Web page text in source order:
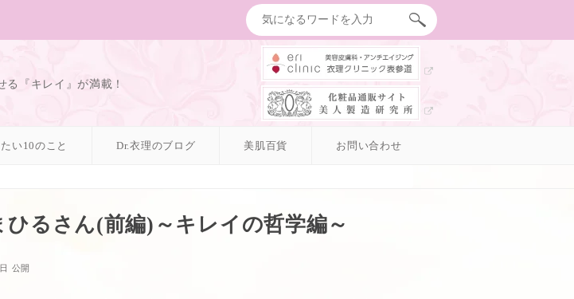
る『キレイ』が満載！
い10のこと Dr.衣理のブログ 美肌百貨 お問い合わせ
ひるさん(前編)～キレイの哲学編～
公開